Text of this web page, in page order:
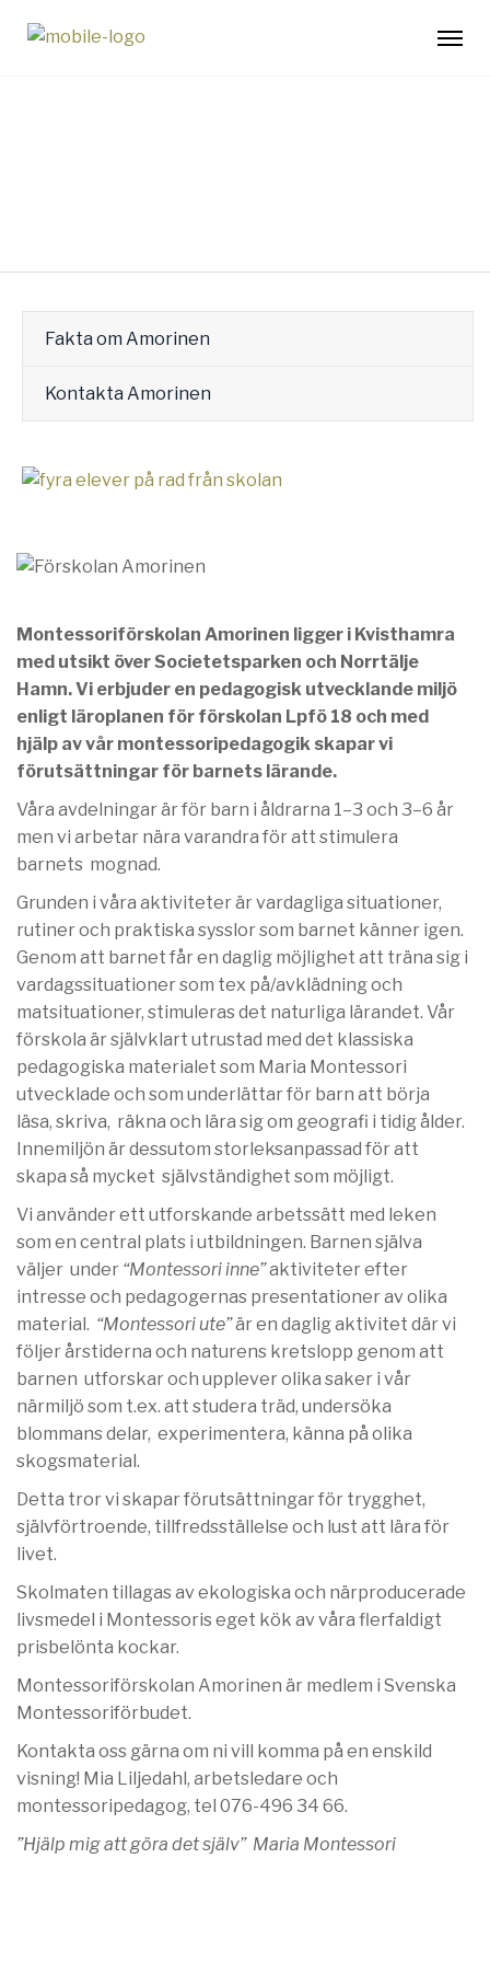
Fakta om Amorinen
Kontakta Amorinen
Montessoriförskolan Amorinen ligger i Kvisthamra
med utsikt över Societetsparken och Norrtälje
Hamn. Vi erbjuder en pedagogisk utvecklande miljö
enligt läroplanen för förskolan Lpfö 18 och med
hjälp av vår montessoripedagogik skapar vi
förutsättningar för barnets lärande.
Våra avdelningar är för barn i åldrarna 1–3 och 3–6 år
men vi arbetar nära varandra för att stimulera
barnets mognad.
Grunden i våra aktiviteter är vardagliga situationer,
rutiner och praktiska sysslor som barnet känner igen.
Genom att barnet får en daglig möjlighet att träna sig i
vardagssituationer som tex på/avklädning och
matsituationer, stimuleras det naturliga lärandet. Vår
förskola är självklart utrustad med det klassiska
pedagogiska materialet som Maria Montessori
utvecklade och som underlättar för barn att börja
läsa, skriva, räkna och lära sig om geografi i tidig ålder.
Innemiljön är dessutom storleksanpassad för att
skapa så mycket självständighet som möjligt.
Vi använder ett utforskande arbetssätt med leken
som en central plats i utbildningen. Barnen själva
väljer under “Montessori inne”aktiviteter efter
intresse och pedagogernas presentationer av olika
material. “Montessori ute”är en daglig aktivitet där vi
följer årstiderna och naturens kretslopp genom att
barnen utforskar och upplever olika saker i vår
närmiljö som t.ex. att studera träd, undersöka
blommans delar, experimentera, känna på olika
skogsmaterial.
Detta tror vi skapar förutsättningar för trygghet,
självförtroende, tillfredsställelse och lust att lära för
livet.
Skolmaten tillagas av ekologiska och närproducerade
livsmedel i Montessoris eget kök av våra flerfaldigt
prisbelönta kockar.
Montessoriförskolan Amorinen är medlem i Svenska
Montessoriförbudet.
Kontakta oss gärna om ni vill komma på en enskild
visning! Mia Liljedahl, arbetsledare och
montessoripedagog, tel 076-496 34 66.
”Hjälp mig att göra det själv” Maria Montessori